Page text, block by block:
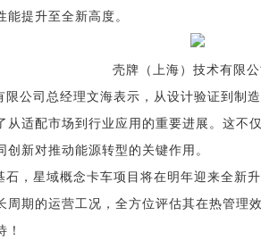
提升至全新高度。
壳牌（上海）技术有限
限公司总经理文海表示，从设计验证到制
从适配市场到行业应用的重要进展。这不
新对推动能源转型的关键作用。
石，星域概念卡车项目将在明年迎来全新
周期的运营工况，全方位评估其在热管理